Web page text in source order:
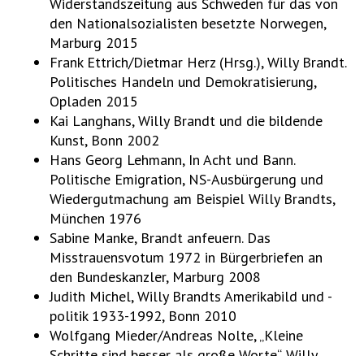
Widerstandszeitung aus Schweden für das von
den Nationalsozialisten besetzte Norwegen,
Marburg 2015
Frank Ettrich/Dietmar Herz (Hrsg.), Willy Brandt.
Politisches Handeln und Demokratisierung,
Opladen 2015
Kai Langhans, Willy Brandt und die bildende
Kunst, Bonn 2002
Hans Georg Lehmann, In Acht und Bann.
Politische Emigration, NS-Ausbürgerung und
Wiedergutmachung am Beispiel Willy Brandts,
München 1976
Sabine Manke, Brandt anfeuern. Das
Misstrauensvotum 1972 in Bürgerbriefen an
den Bundeskanzler, Marburg 2008
Judith Michel, Willy Brandts Amerikabild und -
politik 1933-1992, Bonn 2010
Wolfgang Mieder/Andreas Nolte, „Kleine